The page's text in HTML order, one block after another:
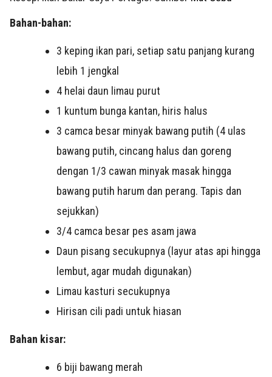
Bahan-bahan:
3 keping ikan pari, setiap satu panjang kurang
lebih 1 jengkal
4 helai daun limau purut
1 kuntum bunga kantan, hiris halus
3 camca besar minyak bawang putih (4 ulas
bawang putih, cincang halus dan goreng
dengan 1/3 cawan minyak masak hingga
bawang putih harum dan perang. Tapis dan
sejukkan)
3/4 camca besar pes asam jawa
Daun pisang secukupnya (layur atas api hingga
lembut, agar mudah digunakan)
Limau kasturi secukupnya
Hirisan cili padi untuk hiasan
Bahan kisar:
6 biji bawang merah